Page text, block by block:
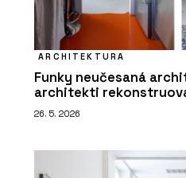
ARCHITEKTURA
Funky neučesaná
architekti
26. 5. 2026